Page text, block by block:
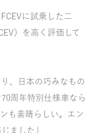
に試乗した二
）を高く評価して
、日本の巧みなもの
周年特別仕様車なら
も素晴らしい。エン
ました」